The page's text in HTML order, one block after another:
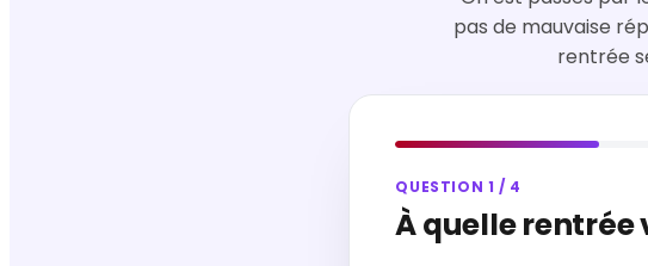
pas de mauvaise
rentrée
QUESTION 1 / 4
À quelle rentrée